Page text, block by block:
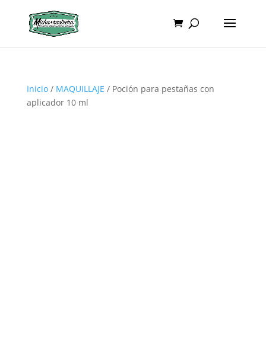
Inicio/ MAQUILLAJE / Poción para pestañas con
aplicador 10 ml